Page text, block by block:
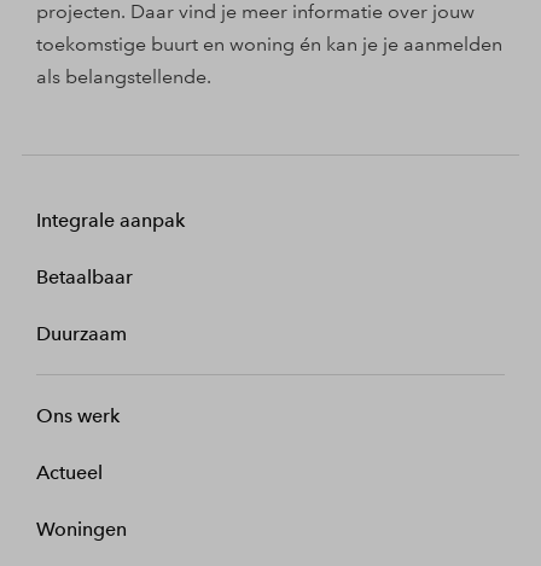
projecten. Daar vind je meer informatie over jouw
toekomstige buurt en woning én kan je je aanmelden
als belangstellende.
Integrale aanpak
Betaalbaar
Duurzaam
Ons werk
Actueel
Woningen